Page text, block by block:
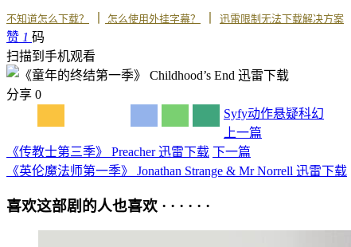
不知道怎么下载？ 怎么使用外挂字幕？ 迅雷限制无法下载解决方案
赞 1 码
扫描到手机观看
分享 0
Syfy动作悬疑科幻
上一篇
《传教士第三季》 Preacher 迅雷下载 下一篇
《英伦魔法师第一季》 Jonathan Strange & Mr Norrell 迅雷下载
喜欢这部剧的人也喜欢 · · · · · ·